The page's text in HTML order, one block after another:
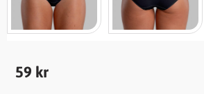
59 kr